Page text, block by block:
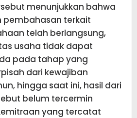
menunjukkan bahwa
pembahasan terkait
telah berlangsung,
usaha tidak dapat
pada tahap yang
dari kewajiban
hingga saat ini, hasil dari
belum tercermin
yang tercatat